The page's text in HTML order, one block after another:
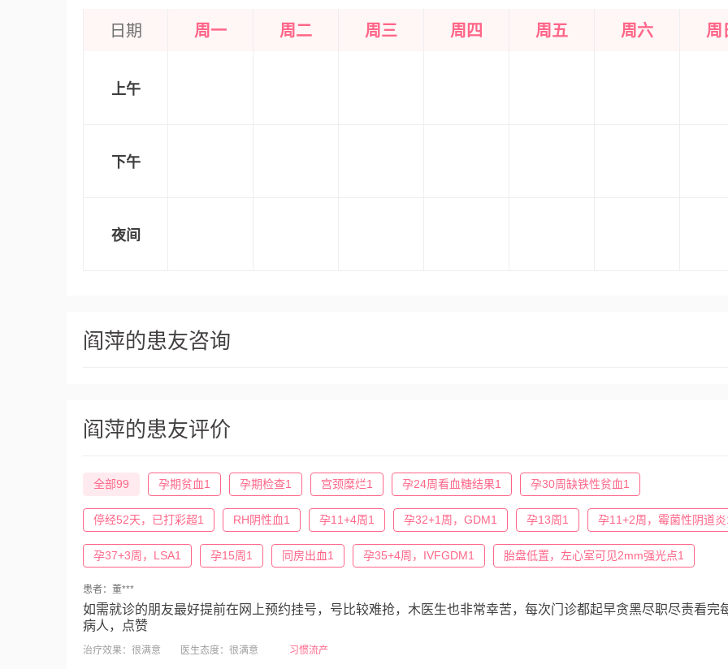
日期 周一 周二 周三 周四 周五 周六 周
上午
下午
夜间
阎萍的患友咨询
阎萍的患友评价
全部99 孕期贫血1 孕期检查1 宫颈糜烂1 孕24周看血糖结果1 孕30周缺铁性贫血1
停经52天，已打彩超1 RH阴性血1 孕11+4周1 孕32+1周，GDM1 孕13周1 孕11+2周，霉菌性阴道
孕37+3周，LSA1 孕15周1 同房出血1 孕35+4周，IVFGDM1 胎盘低置，左心室可见2mm强光点1
孕12+2周母体右卵巢畸胎瘤1
怀孕拉肚子肝功检查1
患者：董***
如需就诊的朋友最好提前在网上预约挂号，号比较难抢，木医生也非常幸苦，每次门诊都起早贪黑尽职尽责看完
病人，点赞
治疗效果：很满意 医生态度：很满意 习惯流产